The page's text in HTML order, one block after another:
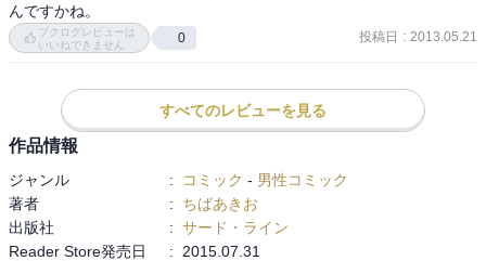
んですかね。
ブクログレビューは
いいねできません
0 投稿日 : 2013.05.21
すべてのレビューを見る
作品情報
ジャンル : コミック - 男性コミック
著者
:
ちばあきお
出版社
: サード・ライン
Reader Store発売日
:
2015.07.31